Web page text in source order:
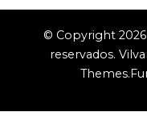
© Copyright 2026
reservados.
Themes